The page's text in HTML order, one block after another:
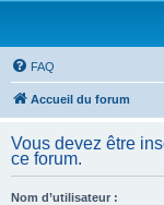
FAQ
Accueil du forum
Vous devez être
ce forum.
Nom d’utilisateur :